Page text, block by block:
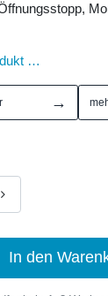
…
→
In den